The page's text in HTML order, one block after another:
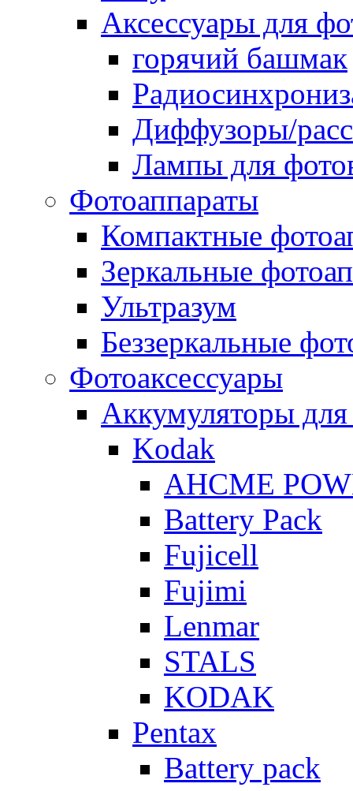
Аксессуары для
горячий башмак
Диффузоры/
Лампы для
Фотоаппараты
Компактные
Зеркальные
Ультразум
Беззеркальные
Фотоаксессуары
Аккумуляторы для
Kodak
AHCME
Battery Pack
Fujicell
Fujimi
Lenmar
STALS
KODAK
Pentax
Battery pack